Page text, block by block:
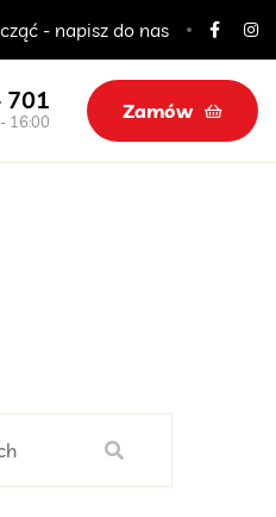
i żłobków
- napisz do nas
701
16:00 Zamów